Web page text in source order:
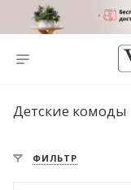
Детские комоды
ФИЛЬТР